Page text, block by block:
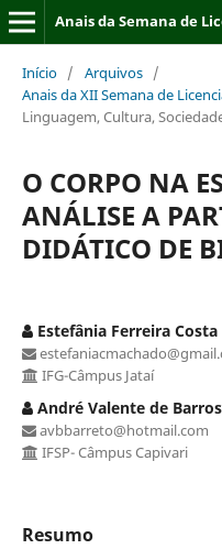
Anais da Semana de
Início / Arquivos /
Anais da XII Semana de
Linguagem, Cultura,
O CORPO NA
ANÁLISE A
DIDÁTICO DE
Estefânia Ferreira Costa
IFG-Câmpus Jataí
André Valente de
avbbarreto@hotmail.com
IFSP- Câmpus Capivari
Resumo